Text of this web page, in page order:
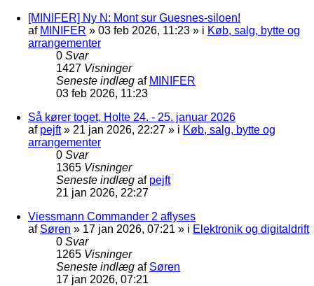
[MINIFER] Ny N: Mont sur Guesnes-siloen!
af MINIFER » 03 feb 2026, 11:23 » i Køb, salg, bytte og
arrangementer
0 Svar
1427 Visninger
Seneste indlæg af MINIFER
03 feb 2026, 11:23
Så kører toget, Holte 24. - 25. januar 2026
af pejft» 21 jan 2026, 22:27 » i Køb, salg, bytte og
arrangementer
0 Svar
1365 Visninger
Seneste indlæg af pejft
21 jan 2026, 22:27
Viessmann Commander 2 aflyses
af Søren » 17 jan 2026, 07:21 » i Elektronik og digitaldrift
0 Svar
1265 Visninger
Seneste indlæg af Søren
17 jan 2026, 07:21